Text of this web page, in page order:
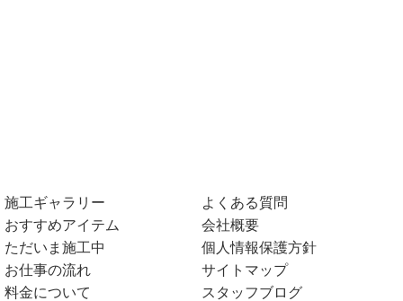
施工ギャラリー
おすすめアイテム
ただいま施工中
お仕事の流れ
料金について
よくある質問
会社概要
個人情報保護方針
サイトマップ
スタッフブログ